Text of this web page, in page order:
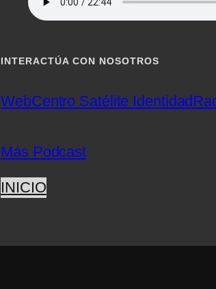
INTERACTÚA CON NOSOTROS
WebCentro Satélite Identidad
Más Podcast
INICIO